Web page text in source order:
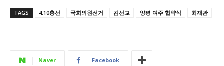
TAGS 4.10총선 국회의원선거 김선교 양평 여주 협약식 최재관
Naver Facebook